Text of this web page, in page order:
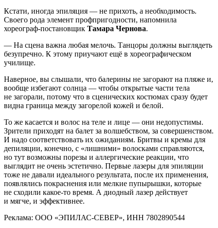
Кстати, иногда эпиляция — не прихоть, а необходимость.
Своего рода элемент профпригодности, напомнила
хореограф-постановщик Тамара Чернова.
— На сцена важна любая мелочь. Танцоры должны выглядеть
безупречно. К этому приучают ещё в хореографическом
училище.
Наверное, вы слышали, что балерины не загорают на пляже и,
вообще избегают солнца — чтобы открытые части тела
не загорали, потому что в сценических костюмах сразу будет
видна граница между загорелой кожей и белой.
То же касается и волос на теле и лице — они недопустимы.
Зрители приходят на балет за волшебством, за совершенством.
И надо соответствовать их ожиданиям. Бритвы и кремы для
депиляции, конечно, с «лишними» волосками справляются,
но тут возможны порезы и аллергические реакции, что
выглядит не очень эстетично. Первые лазеры для эпиляции
тоже не давали идеального результата, после их применения,
появлялись покраснения или мелкие пупырышки, которые
не сходили какое-то время. А диодный лазер действует
и мягче, и эффективнее.
Реклама: ООО «ЭПИЛАС-СЕВЕР», ИНН 7802890544